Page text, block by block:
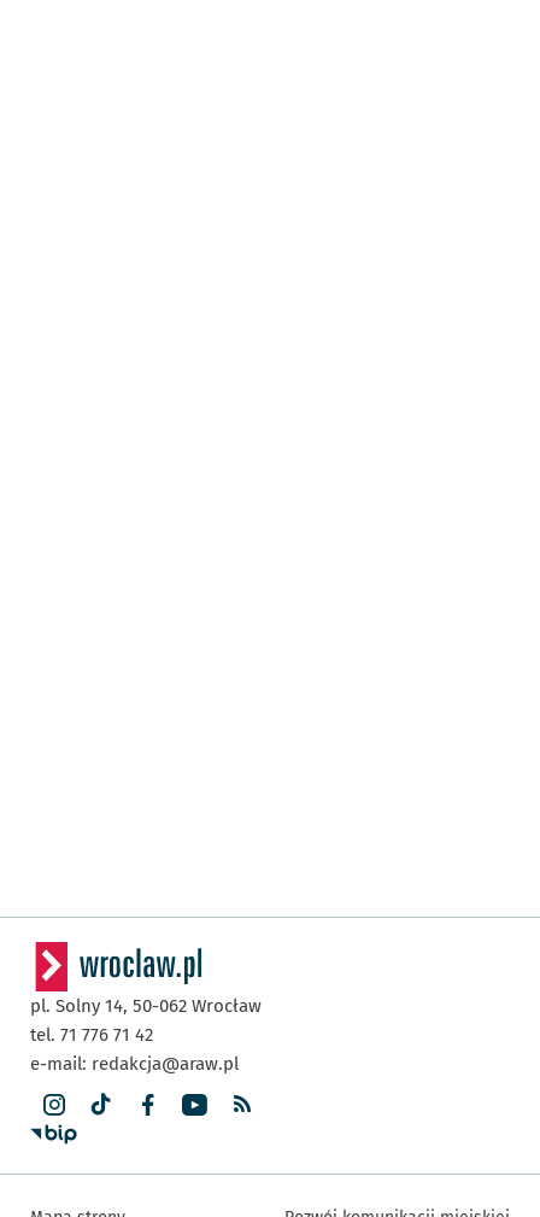
pl. Solny 14, 50-062 Wrocław
tel. 71 776 71 42
e-mail: redakcja@araw.pl